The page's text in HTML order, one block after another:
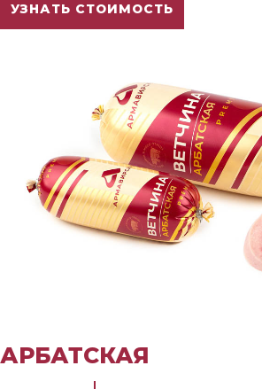
УЗНАТЬ СТОИМОСТЬ
АРБАТСКАЯ